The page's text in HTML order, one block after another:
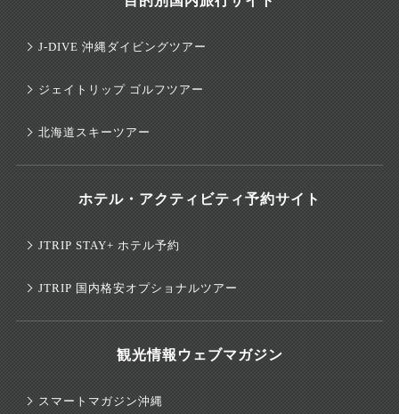
J-DIVE 沖縄ダイビングツアー
ジェイトリップ ゴルフツアー
北海道スキーツアー
ホテル・アクティビティ予約サイト
JTRIP STAY+ ホテル予約
JTRIP 国内格安オプショナルツアー
観光情報ウェブマガジン
スマートマガジン沖縄